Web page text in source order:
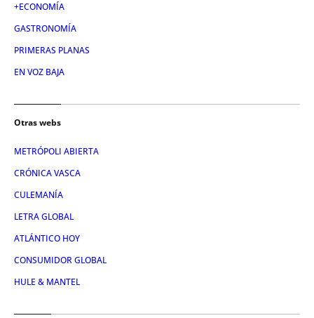
+ECONOMÍA
GASTRONOMÍA
PRIMERAS PLANAS
EN VOZ BAJA
Otras webs
METRÓPOLI ABIERTA
CRÓNICA VASCA
CULEMANÍA
LETRA GLOBAL
ATLÁNTICO HOY
CONSUMIDOR GLOBAL
HULE & MANTEL